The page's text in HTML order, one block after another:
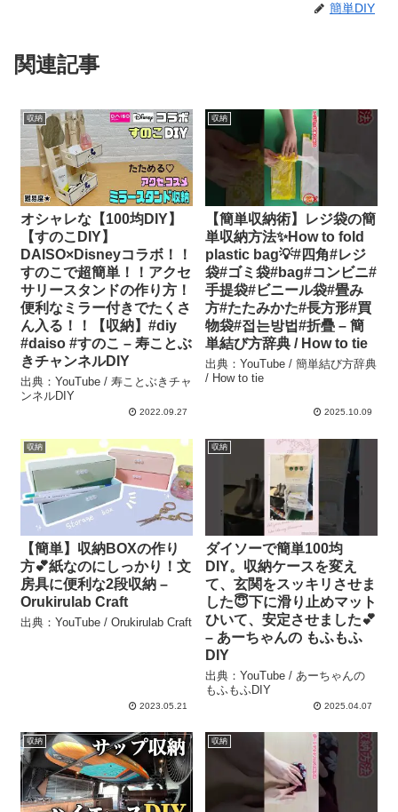
簡単DIY
関連記事
収納
オシャレな【100均DIY】
【すのこDIY】
DAISO×Disneyコラボ！！
すのこで超簡単！！アクセ
サリースタンドの作り方！
便利なミラー付きでたくさ
ん入る！！【収納】#diy
#daiso #すのこ – 寿ことぶ
きチャンネルDIY
出典：YouTube / 寿ことぶきチャ
ンネルDIY
2022.09.27
収納
【簡単収納術】レジ袋の簡
単収納方法✨How to fold
plastic bag💡#四角#レジ
袋#ゴミ袋#bag#コンビニ#
手提袋#ビニール袋#畳み
方#たたみかた#長方形#買
物袋#접는방법#折疊 – 簡
単結び方辞典 / How to tie
出典：YouTube / 簡単結び方辞典
/ How to tie
2025.10.09
収納
【簡単】収納BOXの作り
方💕紙なのにしっかり！文
房具に便利な2段収納 –
Orukirulab Craft
出典：YouTube / Orukirulab Craft
2023.05.21
収納
ダイソーで簡単100均
DIY。収納ケースを変え
て、玄関をスッキリさせま
した😇下に滑り止めマット
ひいて、安定させました💕
– あーちゃんの もふもふ
DIY
出典：YouTube / あーちゃんの
もふもふDIY
2025.04.07
収納 収納